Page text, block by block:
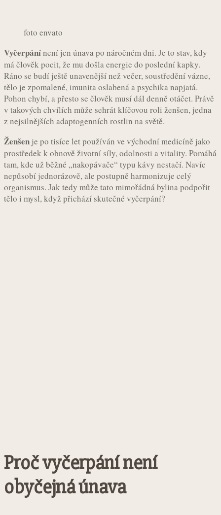
foto envato
Vyčerpánínení jen únava po náročném dni. Je to stav, kdy
má člověk pocit, že mu došla energie do poslední kapky.
Ráno se budí ještě unavenější než večer, soustředění vázne,
tělo je zpomalené, imunita oslabená a psychika napjatá.
Pohon chybí, a přesto se člověk musí dál denně otáčet. Právě
v takových chvílích může sehrát klíčovou roli ženšen, jedna
z nejsilnějších adaptogenních rostlin na světě.
Ženšen je po tisíce let používán ve východní medicíně jako
prostředek k obnově životní síly, odolnosti a vitality. Pomáhá
tam, kde už běžné „nakopávače“ typu kávy nestačí. Navíc
nepůsobí jednorázově, ale postupně harmonizuje celý
organismus. Jak tedy může tato mimořádná bylina podpořit
tělo i mysl, když přichází skutečné vyčerpání?
Proč vyčerpání není
obyčejná únava